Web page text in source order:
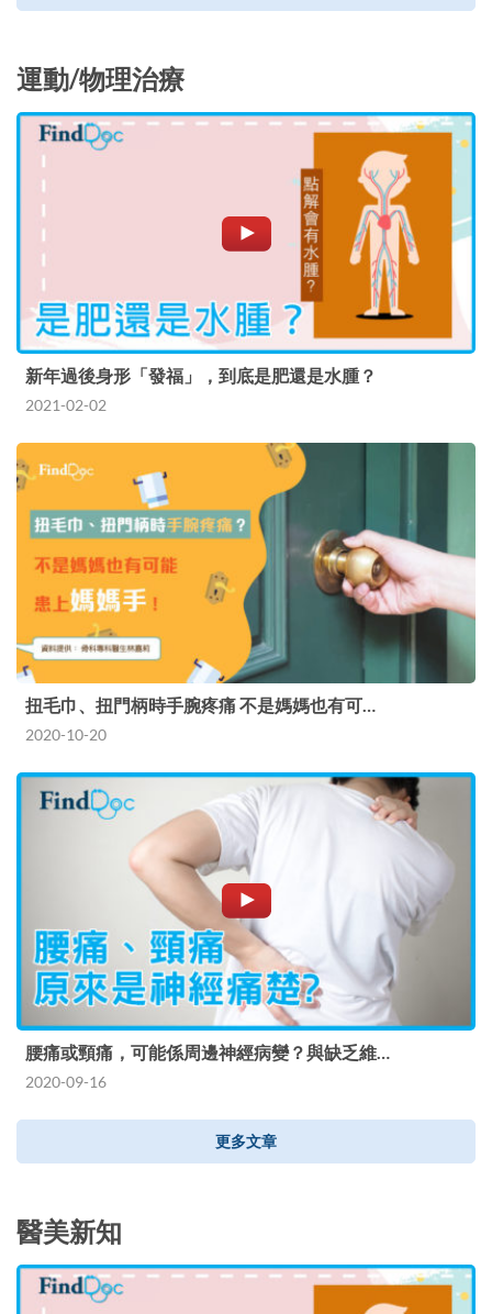
運動/物理治療
新年過後身形「發福」，到底是肥還是水腫？
2021-02-02
扭毛巾、扭門柄時手腕疼痛 不是媽媽也有可…
2020-10-20
腰痛或頸痛，可能係周邊神經病變？與缺乏維…
2020-09-16
更多文章
醫美新知